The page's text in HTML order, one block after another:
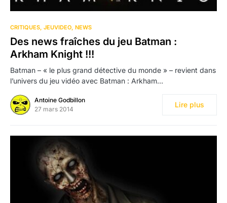
CRITIQUES JEUVIDEO NEWS
Des news fraîches du jeu Batman :
Arkham Knight !!!
Batman – « le plus grand détective du monde » – revient dans
l’univers du jeu vidéo avec Batman : Arkham…
Antoine Godbillon
27 mars 2014
Lire plus